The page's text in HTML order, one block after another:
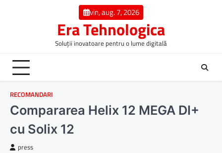
vin, aug. 7, 2026
Era Tehnologica
Soluții inovatoare pentru o lume digitală
RECOMANDARI
Compararea Helix 12 MEGA DI+
cu Solix 12
press